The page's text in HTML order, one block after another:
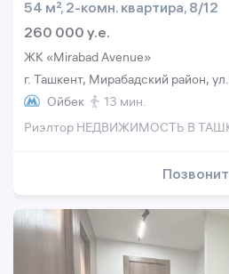
54 м², 2-комн. квартира, 8/12
260 000 y.e.
ЖК «Mirabad Avenue»
г. Ташкент, Мирабадский район,
Ойбек
13 мин.
Риэлтор НЕДВИЖИМОСТЬ В